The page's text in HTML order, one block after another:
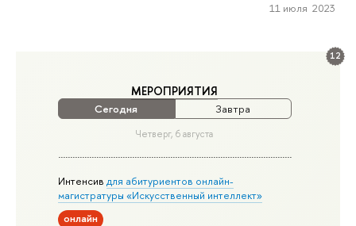
12
МЕРОПРИЯТИЯ
Сегодня Завтра
Четверг, 6 августа
Интенсивдля абитуриентов онлайн-
магистратуры «Искусственный интеллект»
онлайн
11 июля 2023